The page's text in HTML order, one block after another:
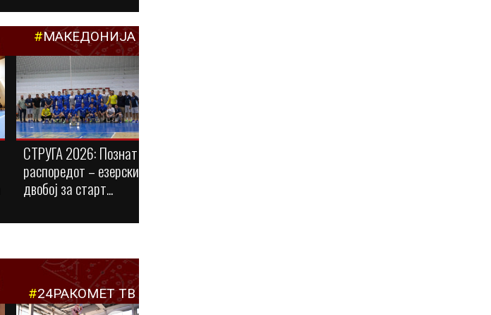
#МАКЕДОНИЈА
СТРУГА 2026: Познат
распоредот – езерски
двобој за старт...
#24РАКОМЕТ ТВ